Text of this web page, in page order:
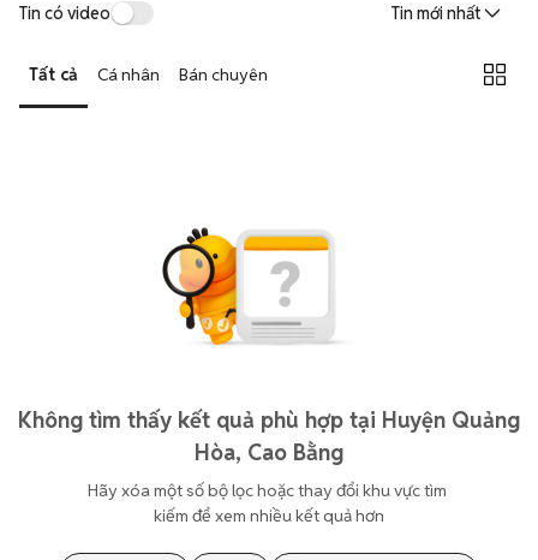
Tin có video Tin mới nhất
Tất cả Cá nhân Bán chuyên
Không tìm thấy kết quả phù hợp tại Huyện Quảng
Hòa, Cao Bằng
Hãy xóa một số bộ lọc hoặc thay đổi khu vực tìm
kiếm để xem nhiều kết quả hơn